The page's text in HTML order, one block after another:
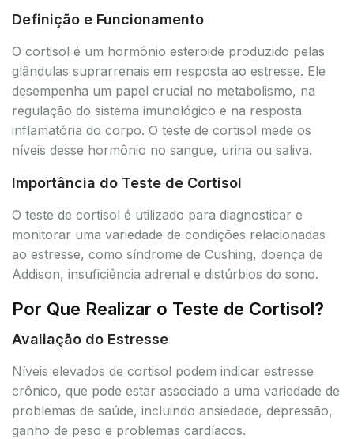
Definição e Funcionamento
O cortisol é um hormônio esteroide produzido pelas
glândulas suprarrenais em resposta ao estresse. Ele
desempenha um papel crucial no metabolismo, na
regulação do sistema imunológico e na resposta
inflamatória do corpo. O teste de cortisol mede os
níveis desse hormônio no sangue, urina ou saliva.
Importância do Teste de Cortisol
O teste de cortisol é utilizado para diagnosticar e
monitorar uma variedade de condições relacionadas
ao estresse, como síndrome de Cushing, doença de
Addison, insuficiência adrenal e distúrbios do sono.
Por Que Realizar o Teste de Cortisol?
Avaliação do Estresse
Níveis elevados de cortisol podem indicar estresse
crônico, que pode estar associado a uma variedade de
problemas de saúde, incluindo ansiedade, depressão,
ganho de peso e problemas cardíacos.